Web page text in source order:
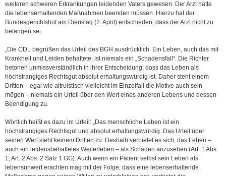
weiteren schweren Erkrankungen leidenden Vaters gewesen. Der Arzt hätte
die lebenserhaltenden Maßnahmen beenden müssen. Hierzu hat der
Bundesgerichtshof am Dienstag (2. April) entschieden, dass der Arzt nicht zu
belangen sei.
„Die CDL begrüßen das Urteil des BGH ausdrücklich. Ein Leben, auch das mit
Krankheit und Leiden behaftete, ist niemals ein „Schadensfall“. Die Richter
betonen unmissverständlich in ihrer Entscheidung, dass das Leben als
höchstrangiges Rechtsgut absolut erhaltungswürdig ist. Daher steht einem
Dritten – egal wie altruistisch vielleicht im Einzelfall die Motive auch sein
mögen – niemals ein Urteil über den Wert eines anderen Lebens und dessen
Beendigung zu.
Wörtlich heißt es dazu im Urteil: „Das menschliche Leben ist ein
höchstrangiges Rechtsgut und absolut erhaltungswürdig. Das Urteil über
seinen Wert steht keinem Dritten zu. Deshalb verbietet es sich, das Leben –
auch ein leidensbehaftetes Weiterleben – als Schaden anzusehen (Art. 1 Abs.
1, Art. 2 Abs. 2 Satz 1 GG). Auch wenn ein Patient selbst sein Leben als
lebensunwert erachten mag mit der Folge, dass eine lebenserhaltende